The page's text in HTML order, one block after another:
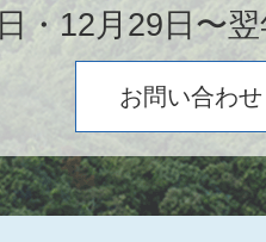
・12月29日〜
お問い合わせ